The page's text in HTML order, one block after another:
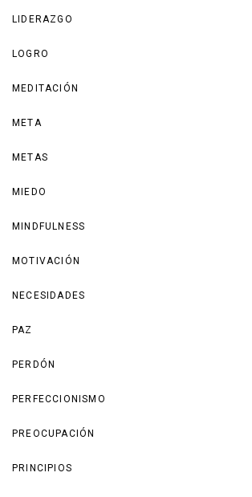
LIDERAZGO
LOGRO
MEDITACIÓN
META
METAS
MIEDO
MINDFULNESS
MOTIVACIÓN
NECESIDADES
PAZ
PERDÓN
PERFECCIONISMO
PREOCUPACIÓN
PRINCIPIOS